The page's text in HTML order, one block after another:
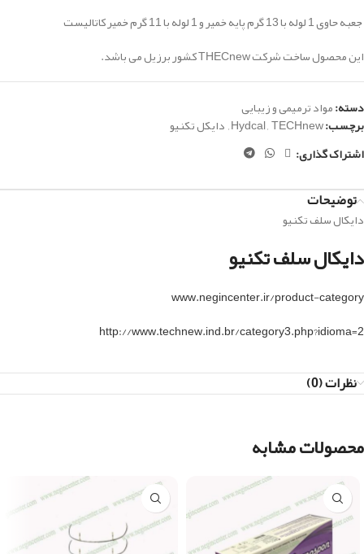
جعبه حاوی 1 لوله با 13 گرم پایه خمیر و 1 لوله با 11 گرم خمیر کاتالیست
این محصول ساخت شرکت THECnew کشور برزیل می باشد.
دسته:مواد ترمیمی و زیبایی
برچسب: Hydcal,TECHnew
,دایکل تکنیو
اشتراک گذاری:
توضیحات
دایکال سلف تکنیو
دایکال سلف تکنیو
www.negincenter.ir/product-category
http://www.technew.ind.br/category3.php?idioma=2
نظرات (0)
محصولات مشابه